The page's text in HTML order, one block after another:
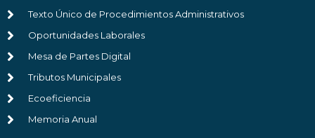
Texto Único de Procedimientos Administrativos
Oportunidades Laborales
Mesa de Partes Digital
Tributos Municipales
Ecoeficiencia
Memoria Anual